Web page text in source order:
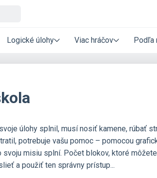
Logické úlohy Viac hráčov Podľa
úlohy splnil, musí nosiť kamene, rúbať
potrebuje vašu pomoc – pomocou
misiu splní. Počet blokov, ktoré
a použiť ten správny prístup...